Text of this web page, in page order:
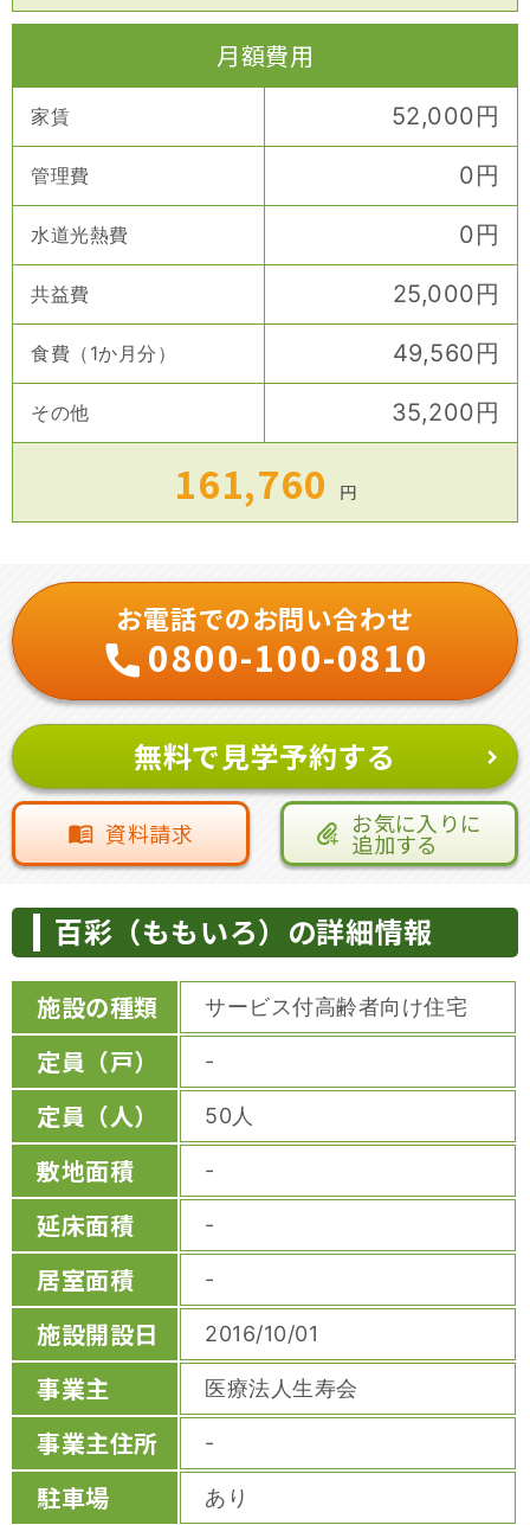
月額費用
家賃 52,000円
管理費 0円
水道光熱費 0円
共益費 25,000円
食費（1か月分） 49,560円
その他 35,200円
161,760 円
お電話でのお問い合わせ
0800-100-0810
無料で見学予約する
資料請求 お気に入りに
追加する
百彩（ももいろ）の詳細情報
施設の種類 サービス付高齢者向け住宅
定員（戸） -
定員（人） 50人
敷地面積 -
延床面積 -
居室面積 -
施設開設日 2016/10/01
事業主 医療法人生寿会
事業主住所 -
駐車場 あり